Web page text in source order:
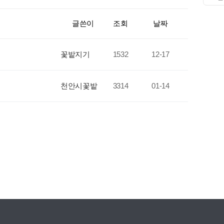
글쓴이 조회 날짜
꽃밭지기 1532 12-17
천안시꽃밭 3314 01-14